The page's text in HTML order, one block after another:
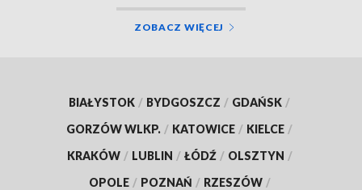
ZOBACZ WIĘCEJ
BIAŁYSTOK / BYDGOSZCZ / GDAŃSK /
GORZÓW WLKP. / KATOWICE / KIELCE /
KRAKÓW / LUBLIN / ŁÓDŹ / OLSZTYN /
OPOLE / POZNAŃ / RZESZÓW /